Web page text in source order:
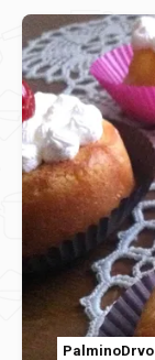
PalminoDrvo